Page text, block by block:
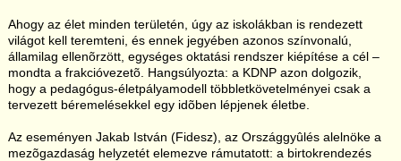
Ahogy az élet minden területén, úgy az iskolákban is rendezett
világot kell teremteni, és ennek jegyében azonos színvonalú,
államilag ellenõrzött, egységes oktatási rendszer kiépítése a cél –
mondta a frakcióvezetõ. Hangsúlyozta: a KDNP azon dolgozik,
hogy a pedagógus-életpályamodell többletkövetelményei csak a
tervezett béremelésekkel egy idõben lépjenek életbe.
Az eseményen Jakab István (Fidesz), az Országgyûlés alelnöke a
mezõgazdaság helyzetét elemezve rámutatott: a birtokrendezés